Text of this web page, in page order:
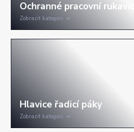
Zobrazit kategorii
Zobrazit kategorii